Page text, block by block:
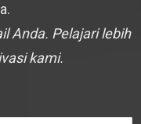
Anda. Pelajari lebih
kami.